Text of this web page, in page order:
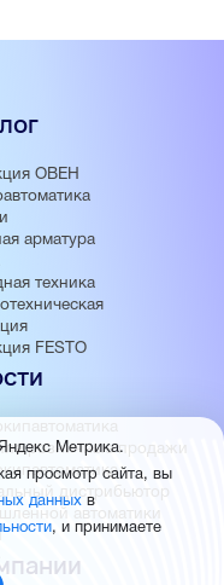
ОВЕН
арматура
техника
FESTO
розничные продажи
–
дистрибьютор
автоматики
Метрика.
просмотр сайта, вы
данных в
, и принимаете